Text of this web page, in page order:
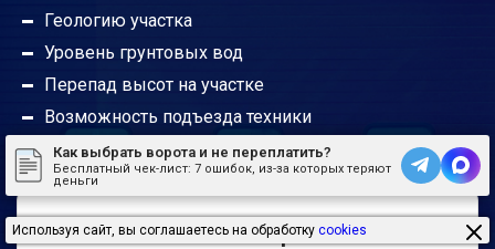
автоматики?
Радиус действия пультов управления
Геологию участка
Уровень грунтовых вод
Перепад высот на участке
Возможность подъезда техники
Удаленность объекта
У вас остались вопросы?
Как выбрать ворота и не переплатить?
Бесплатный чек-лист: 7 ошибок, из-за которых теряют
деньги
Используя сайт, вы соглашаетесь на обработку cookies